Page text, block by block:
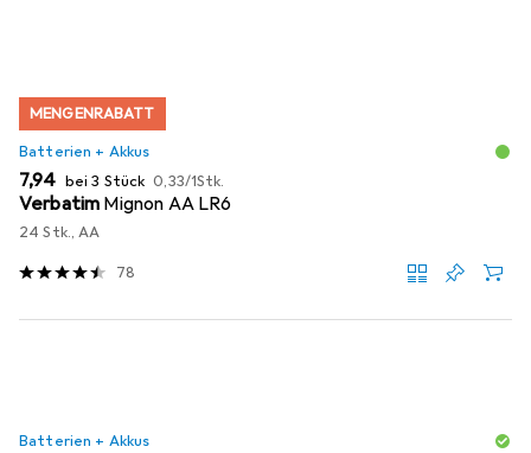
MENGENRABATT
Batterien + Akkus
EUR
7,94 bei 3 Stück EUR
0,33/1Stk.
Verbatim Mignon AA LR6
24 Stk., AA
78
Batterien + Akkus